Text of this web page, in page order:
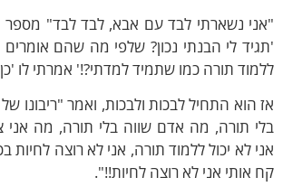
נשארתי לבד עם אבא, לבד לבד" מספר
לי הבנתי נכון? שלפי מה שהם אומרים
תורה כמו שתמיד למדתי?!' אמרתי לו 'כן,
הוא התחיל לבכות ולבכות, ואמר "ריבונו של
תורה, מה אדם שווה בלי תורה, מה אני
לא יכול ללמוד תורה, אני לא רוצה לחיות
אותי אני לא רוצה לחיות!!".